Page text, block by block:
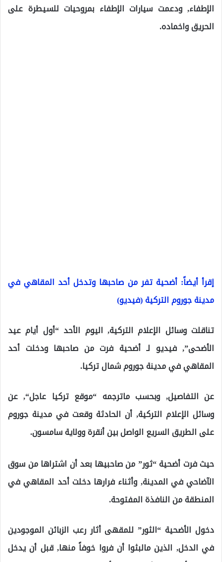
الإطفاء, ودعمت سيارات الإطفاء بمروحيات للسيطرة على
الحريق واخماده.
إقرأ أيضاً: أضحية تفر من صاحبها وتدخل أحد المقاهي في
مدينة جوروم التركية (فيديو)
تناقلت وسائل الإعلام التركية, اليوم الأحد “أول أيام عيد
الأضحى”, فيديو لـ أضحية فرت من صاحبها ودخلت أحد
المقاهي في مدينة جوروم شمال تركيا.
عن التفاصيل, وبحسب ماترجمه “موقع تركيا عاجل“, عن
وسائل الإعلام التركية, أن الحادثة وقعت في مدينة جوروم
على الطريق السريع الواصل بين أنقرة وولاية سامسون.
حيث فرت أضحية “ثور” من صاحبيها بعد أن اشتراها من سوق
الآضاحي في المدينة, وأثناء فرارها دخلت أحد المقاهي في
المنطقة من النافذة المفتوحة.
دخول الأضحية “الثور” للمقهى أثار رعب الزبائن الموجودين
في الدخل, الذين مالبثوا أن فروا خوفاً منها, قبل أن يدخل